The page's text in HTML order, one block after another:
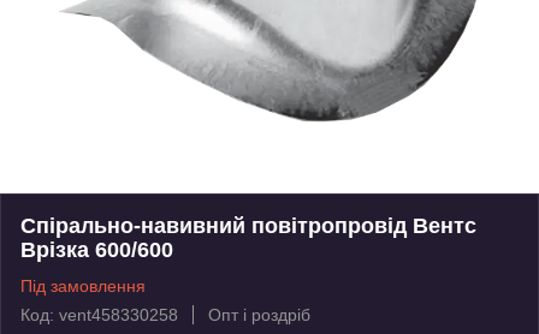
Спірально-навивний повітропровід Вентс
Врізка 600/600
Під замовлення
Код: vent458330258
Опт і роздріб